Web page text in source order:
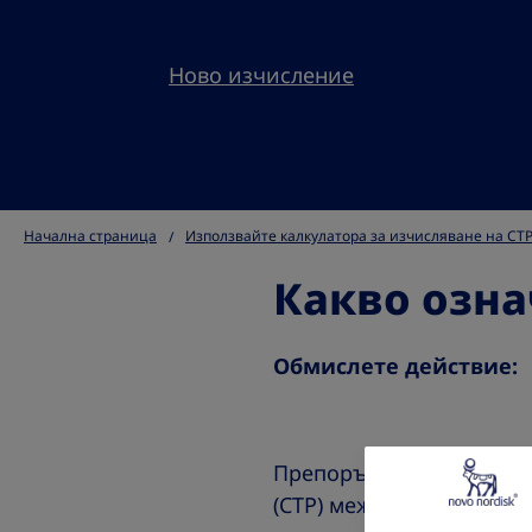
Ново изчисление
Начална страница Използвайте калкулатора за изчисляване на СТР
Какво
Обмислете действие:
Препоръчително е да
(СТР) между 0,5 и 0,59